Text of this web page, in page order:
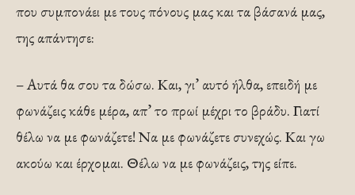
που συμπονάει με τους πόνους μας και τα βάσανά μας,
της απάντησε:
– Αυτά θα σου τα δώσω. Και, γι’ αυτό ήλθα, επειδή με
φωνάζεις κάθε μέρα, απ’ το πρωί μέχρι το βράδυ. Γιατί
θέλω να με φωνάζετε! Να με φωνάζετε συνεχώς. Και γω
ακούω και έρχομαι. Θέλω να με φωνάζεις, της είπε.